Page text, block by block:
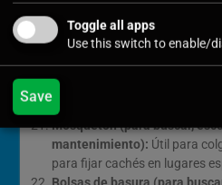
Chinchetas y bridas (para
mantenimiento):Pueden
un caché o incluso a
momento. Tener un carrete de
Mosquetón (para buscar,
mantenimiento): Útil para
para fijar cachés en lugares
Bolsas de basura (para
Toggle all apps
Use this switch to enable/
Save